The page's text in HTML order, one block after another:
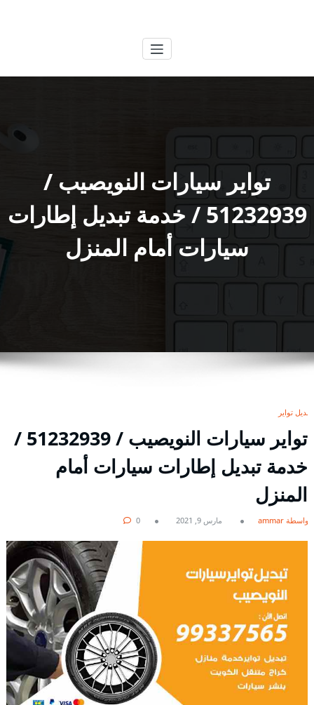
تواير سيارات النويصيب /
51232939‬ / خدمة تبديل إطارات
سيارات أمام المنزل
تبديل تواير
تواير سيارات النويصيب / 51232939‬ /
خدمة تبديل إطارات سيارات أمام
المنزل
بواسطة ammar مارس 9, 2021 0